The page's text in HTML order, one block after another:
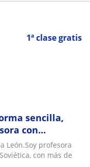
1ª clase gratis
sencilla,
con
León.Soy profesora
con más de